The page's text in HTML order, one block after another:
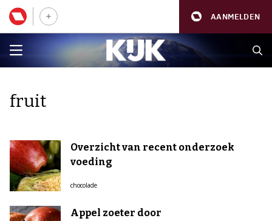
AANMELDEN
fruit
Overzicht van recent onderzoek
voeding
chocolade
Appel zoeter door